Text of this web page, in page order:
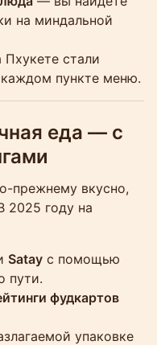
на миндальной
стали
каждом пункте меню.
еда — с
прежнему вкусно,
2025 году на
Satay с помощью
пути.
фудкартов
упаковке